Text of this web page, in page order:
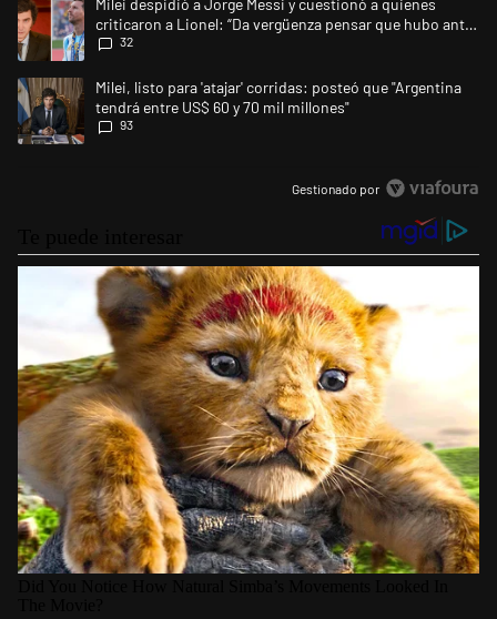
criticaron a Lionel: “Da vergüenza pensar que hubo anti-
Messi”
32
Un artículo de tendencia con el título "Milei, listo para 'atajar' corridas:
Milei, listo para 'atajar' corridas: posteó que "Argentina
tendrá entre US$ 60 y 70 mil millones"
93
Gestionado por